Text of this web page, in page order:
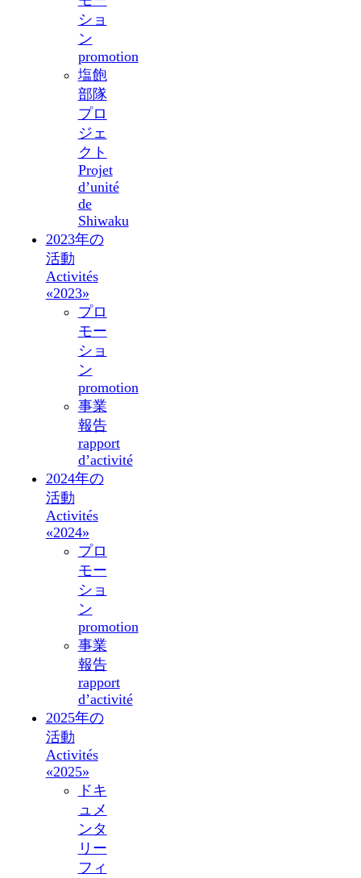
ショ
ン
promotion
塩飽
部隊
プロ
ジェ
クト
Projet
d’unité
de
Shiwaku
2023年の
活動
Activités
«2023»
プロ
モー
ショ
ン
promotion
事業
報告
rapport
d’activité
2024年の
活動
Activités
«2024»
プロ
モー
ショ
ン
promotion
事業
報告
rapport
d’activité
2025年の
活動
Activités
«2025»
ドキ
ュメ
ンタ
リー
フィ